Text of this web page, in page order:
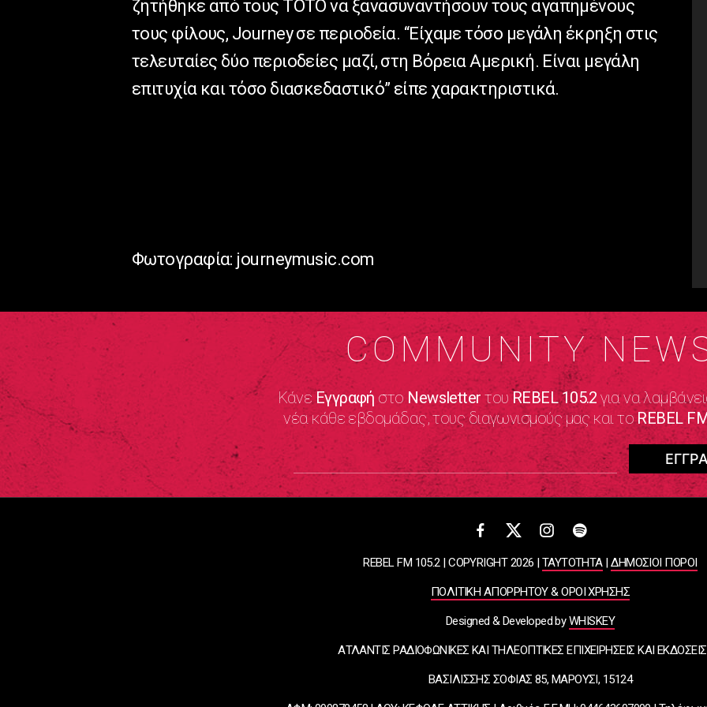
ζητήθηκε από τους ΤΟΤΟ να ξανασυναντήσουν τους αγαπημένους
τους φίλους, Journey σε περιοδεία. “Είχαμε τόσο μεγάλη έκρηξη στις
τελευταίες δύο περιοδείες μαζί, στη Βόρεια Αμερική. Είναι μεγάλη
επιτυχία και τόσο διασκεδαστικό” είπε χαρακτηριστικά.
Φωτογραφία: journeymusic.com
COMMUNITY
ΚάνεΕγγραφή στο Newsletter τουREBEL 105.2 για να
νέα κάθε εβδομάδας, τους διαγωνισμούς μας και τοREBEL
REBEL FM 105.2 | COPYRIGHT 2026 | ΤΑΥΤΟΤΗΤΑ|ΔΗΜΟΣΙΟΙ ΠΟΡΟΙ
ΠΟΛΙΤΙΚΗ ΑΠΟΡΡΗΤΟΥ & ΟΡΟΙ ΧΡΗΣΗΣ
Designed & Developed byWHISKEY
ΑΤΛΑΝΤΙΣ ΡΑΔΙΟΦΩΝΙΚΕΣ ΚΑΙ ΤΗΛΕΟΠΤΙΚΕΣ ΕΠΙΧΕΙΡΗΣΕΙΣ ΚΑΙ
ΒΑΣΙΛΙΣΣΗΣ ΣΟΦΙΑΣ 85, ΜΑΡΟΥΣΙ, 15124